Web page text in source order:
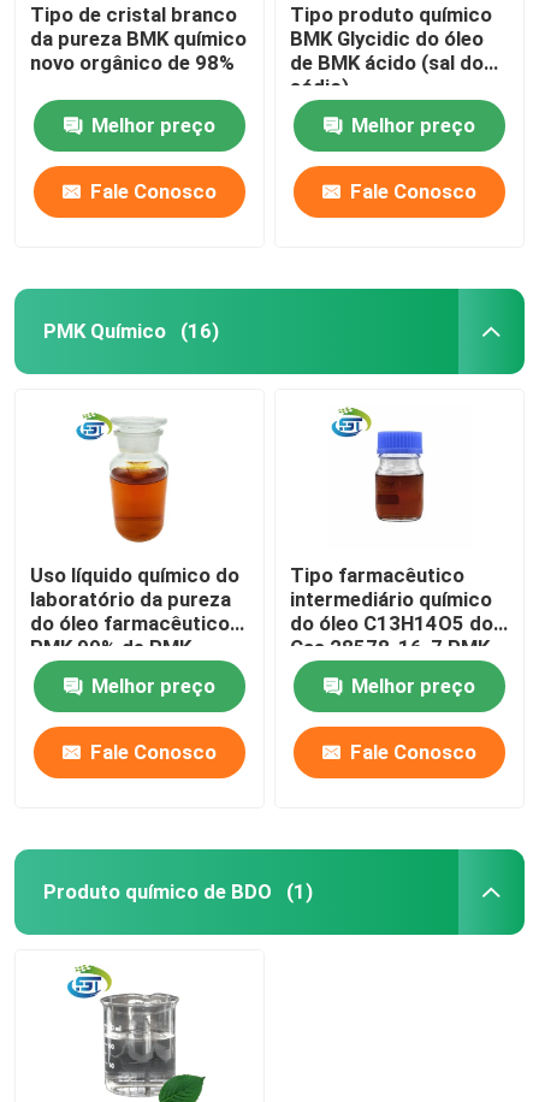
Tipo de cristal branco
da pureza BMK químico
novo orgânico de 98%
Melhor preço
Fale Conosco
Tipo produto químico
BMK Glycidic do óleo
de BMK ácido (sal do
sódio)
Melhor preço
Fale Conosco
PMK Químico (16)
Uso líquido químico do
laboratório da pureza
do óleo farmacêutico
PMK 99% de PMK
Melhor preço
Fale Conosco
Tipo farmacêutico
intermediário químico
do óleo C13H14O5 do
Cas 28578-16-7 PMK
Melhor preço
Fale Conosco
Produto químico de BDO (1)